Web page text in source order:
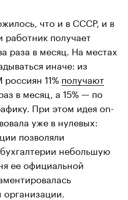
что и в СССР, и в
получает
раза в месяц. На местах
иначе: из
11% получают
в месяц, а 15% — по
При этом идея on-
уже в нулевых:
позволяли
небольшую
ее официальной